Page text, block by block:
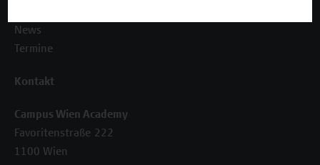
News
Termine
Kontakt
Campus Wien Academy
Favoritenstraße 222
1100 Wien